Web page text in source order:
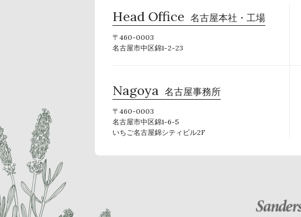
Head Office 名古屋本社・工場
〒460-0003
名古屋市中区錦1-2-23
Nagoya 名古屋事務所
〒460-0003
名古屋市中区錦1-6-5
いちご名古屋錦シティビル2F